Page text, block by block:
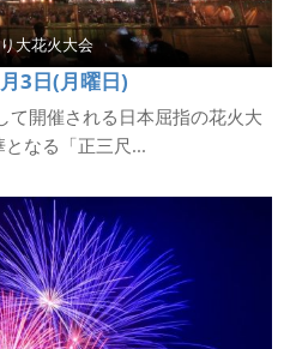
大花火大会
3日(月曜日)
て開催される日本屈指の花火大
なる「正三尺...